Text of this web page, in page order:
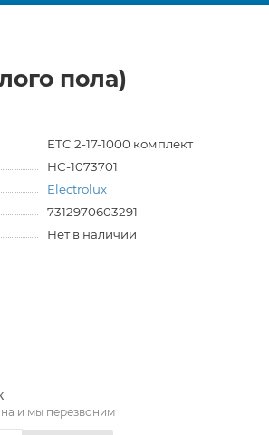
пола)
ETC 2-17-1000 комплект
НС-1073701
Electrolux
7312970603291
Нет в наличии
и мы перезвоним